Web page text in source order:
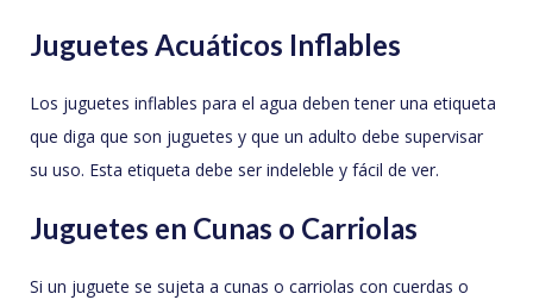
Juguetes Acuáticos Inflables
Los juguetes inflables para el agua deben tener una etiqueta
que diga que son juguetes y que un adulto debe supervisar
su uso. Esta etiqueta debe ser indeleble y fácil de ver.
Juguetes en Cunas o Carriolas
Si un juguete se sujeta a cunas o carriolas con cuerdas o